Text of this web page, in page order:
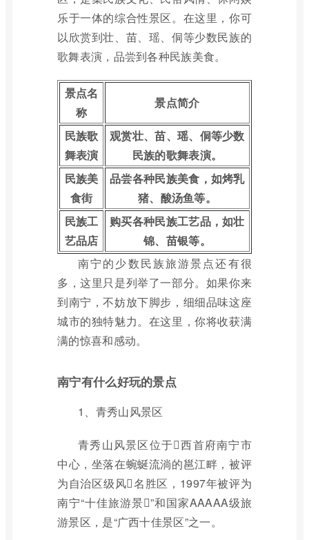
乐于一体的综合性景区。在这里，你可
以欣赏到壮、苗、瑶、侗等少数民族的
歌舞表演，品尝到各种民族美食。
景点名
称
景点简介
民族歌
舞表演
观赏壮、苗、瑶、侗等少数
民族的歌舞表演。
民族美
食街
品尝各种民族美食，如烤乳
猪、酸汤鱼等。
民族工
艺品店
购买各种民族工艺品，如壮
锦、苗银等。
南宁的少数民族旅游景点还有很
多，这里只是列举了一部分。如果你来
到南宁，不妨放下脚步，细细品味这座
城市的独特魅力。在这里，你将收获满
满的惊喜和感动。
南宁有什么好玩的景点
1、青秀山风景区
青秀山风景区位于西首府南宁市
中心，坐落在蜿蜒流淌的邕江畔，被评
为自治区级风名胜区，1997年被评为
南宁“十佳旅游景”和国家AAAAA级旅
游景区，是“广西十佳景区”之一。